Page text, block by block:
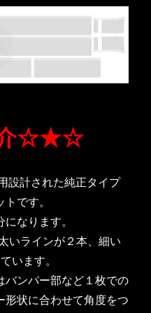
☆★☆
設計された純正タイプ
です。
なります。
いラインが２本、細い
います。
バンパー部など１枚での
形状に合わせて角度をつ